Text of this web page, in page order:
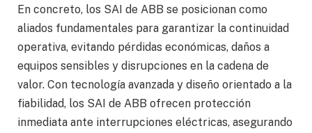
En concreto, los SAI de ABB se posicionan como
aliados fundamentales para garantizar la continuidad
operativa, evitando pérdidas económicas, daños a
equipos sensibles y disrupciones en la cadena de
valor. Con tecnología avanzada y diseño orientado a la
fiabilidad, los SAI de ABB ofrecen protección
inmediata ante interrupciones eléctricas, asegurando